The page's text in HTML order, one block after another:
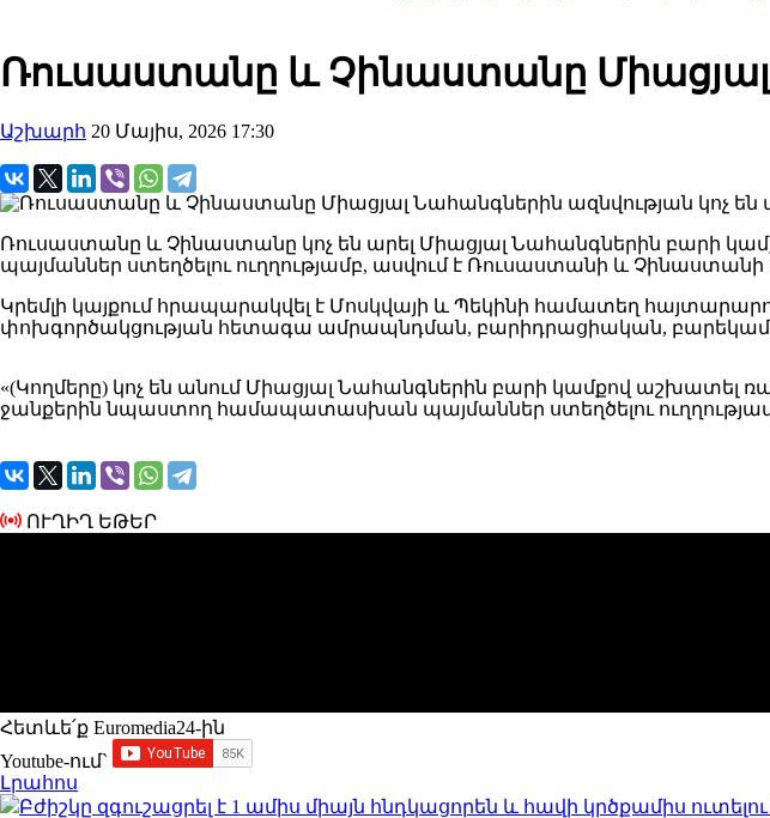
Ռուսաստանը և Չինաստանը Միացյալ
Աշխարհ 20 Մայիս, 2026 17:30
Ռուսաստանը և Չինաստանը կոչ են արել Միացյալ Նահանգներին բարի
պայմաններ ստեղծելու ուղղությամբ, ասվում է Ռուսաստանի և
Կրեմլի կայքում հրապարակվել է Մոսկվայի և Պեկինի համատեղ
փոխգործակցության հետագա ամրապնդման, բարիդրացիական,
«(Կողմերը) կոչ են անում Միացյալ Նահանգներին բարի կամքով
ջանքերին նպաստող համապատասխան պայմաններ ստեղծելու
ՈՒՂԻՂ ԵԹԵՐ
Հետևե՛ք Euromedia24-ին
Youtube-ում`
Լրահոս
Բժիշկը զգուշացրել է 1 ամիս միայն հնդկացորեն և հավի կրծքամիս